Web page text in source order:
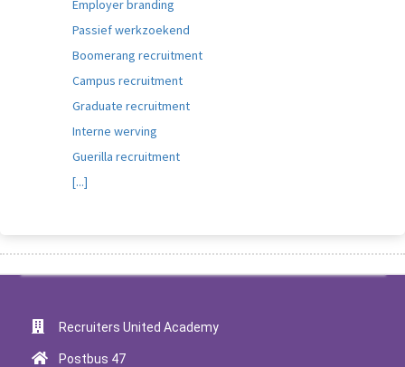
Employer branding
Passief werkzoekend
Boomerang recruitment
Campus recruitment
Graduate recruitment
Interne werving
Guerilla recruitment
[...]
Recruiters United Academy
Postbus 47